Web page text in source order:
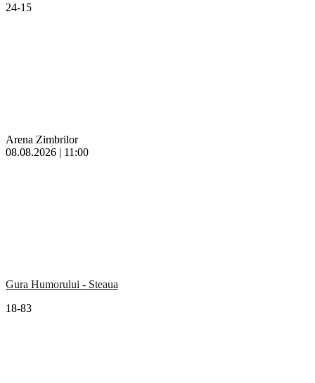
24-15
Arena Zimbrilor
08.08.2026 | 11:00
Gura Humorului - Steaua
18-83